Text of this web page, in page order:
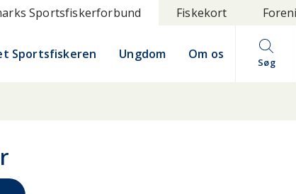
Sportsfiskerforbund Fiskekort
Sportsfiskeren Ungdom Om os
Søg